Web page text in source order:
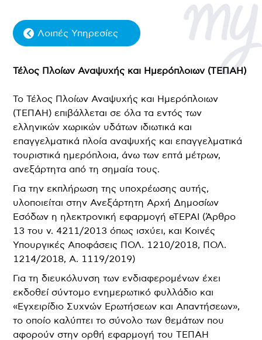
Λοιπές Υπηρεσίες
Τέλος Πλοίων Αναψυχής και Ημερόπλοιων (ΤΕΠΑΗ)
Το Τέλος Πλοίων Αναψυχής και Ημερόπλοιων
(ΤΕΠΑΗ) επιβάλλεται σε όλα τα εντός των
ελληνικών χωρικών υδάτων ιδιωτικά και
επαγγελματικά πλοία αναψυχής και επαγγελματικά
τουριστικά ημερόπλοια, άνω των επτά μέτρων,
ανεξάρτητα από τη σημαία τους.
Για την εκπλήρωση της υποχρέωσης αυτής,
υλοποιείται στην Ανεξάρτητη Αρχή Δημοσίων
Εσόδων η ηλεκτρονική εφαρμογή eTEPAI (Άρθρο
13 του ν. 4211/2013 όπως ισχύει, και Κοινές
Υπουργικές Αποφάσεις ΠΟΛ. 1210/2018, ΠΟΛ.
1214/2018, Α. 1119/2019)
Για τη διευκόλυνση των ενδιαφερομένων έχει
εκδοθεί σύντομο ενημερωτικό φυλλάδιο και
«Εγχειρίδιο Συχνών Ερωτήσεων και Απαντήσεων»,
το οποίο καλύπτει το σύνολο των θεμάτων που
αφορούν στην ορθή εφαρμογή του ΤΕΠΑΗ